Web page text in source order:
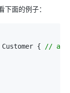
面的例子：
Customer { // a